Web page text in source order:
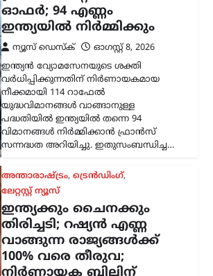
വാങ്ങുന്ന രാജ്യങ്ങൾക്ക്
100% വരെ തീരുവ;
നിർണായക ബില്ലിന്
യുഎസ് സെനറ്റ്
അംഗീകാരം
ന്യൂസ് ഡെസ്ക്
ഓഗസ്റ്റ്‌ 8, 2026
റഷ്യയിൽ നിന്ന് എണ്ണയും
പ്രകൃതിവാതകവും വാങ്ങുന്ന
രാജ്യങ്ങൾക്കെതിരെ കടുത്ത
സാമ്പത്തിക നടപടികൾക്ക്
വഴിയൊരുക്കുന്ന ബില്ലിന് യുഎസ്
സെനറ്റ് അംഗീകാരം നൽകി. ഇന്ത്യ,
ചൈന ഉൾപ്പെടെയുള്ള രാജ്യങ്ങൾക്ക്
100…
കേരളം,വാർത്തകൾ
ബെംഗളൂരുവിൽ
കെഎസ്ആർടിസി ബസ്